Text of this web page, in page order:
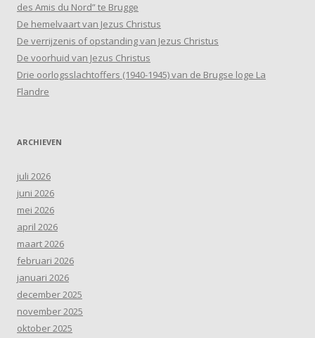
des Amis du Nord” te Brugge
De hemelvaart van Jezus Christus
De verrijzenis of opstanding van Jezus Christus
De voorhuid van Jezus Christus
Drie oorlogsslachtoffers (1940-1945) van de Brugse loge La
Flandre
ARCHIEVEN
juli 2026
juni 2026
mei 2026
april 2026
maart 2026
februari 2026
januari 2026
december 2025
november 2025
oktober 2025